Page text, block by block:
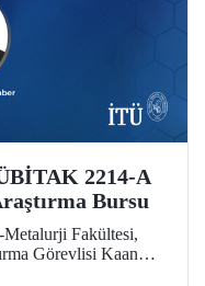
2214-A
Bursu
Fakültesi,
Görevlisi Kaan